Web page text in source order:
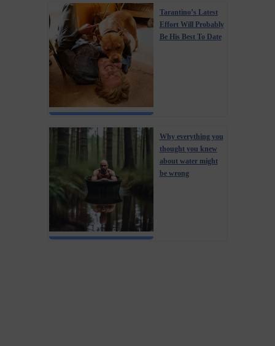
Tarantino’s Latest
Effort Will Probably
Be His Best To Date
Why everything you
thought you knew
about water might
be wrong